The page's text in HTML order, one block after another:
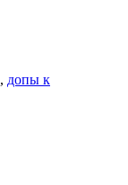
, допы к